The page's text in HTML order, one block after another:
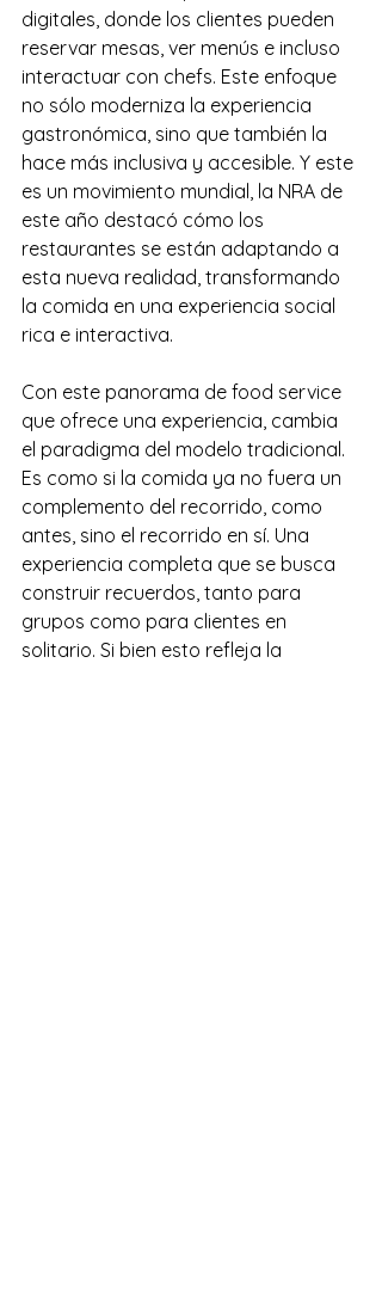
digitales, donde los clientes pueden
reservar mesas, ver menús e incluso
interactuar con chefs. Este enfoque
no sólo moderniza la experiencia
gastronómica, sino que también la
hace más inclusiva y accesible. Y este
es un movimiento mundial, la NRA de
este año destacó cómo los
restaurantes se están adaptando a
esta nueva realidad, transformando
la comida en una experiencia social
rica e interactiva.
Con este panorama de food service
que ofrece una experiencia, cambia
el paradigma del modelo tradicional.
Es como si la comida ya no fuera un
complemento del recorrido, como
antes, sino el recorrido en sí. Una
experiencia completa que se busca
construir recuerdos, tanto para
grupos como para clientes en
solitario. Si bien esto refleja la